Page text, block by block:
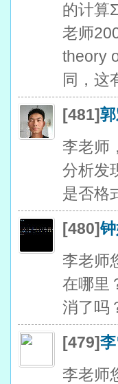
的计算
老师
theory
同，这
[481]
李老师
分析发
是否格
[480]
李老师
在哪里
消了吗
[479]
李老师